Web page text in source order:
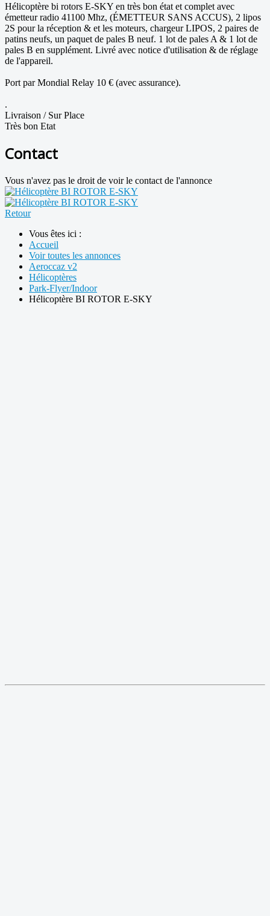
Hélicoptère bi rotors E-SKY en très bon état et complet avec
émetteur radio 41100 Mhz, (ÉMETTEUR SANS ACCUS), 2 lipos
2S pour la réception & et les moteurs, chargeur LIPOS, 2 paires de
patins neufs, un paquet de pales B neuf. 1 lot de pales A & 1 lot de
pales B en supplément. Livré avec notice d'utilisation & de réglage
de l'appareil.
Port par Mondial Relay 10 € (avec assurance).
.
Livraison / Sur Place
Très bon Etat
Contact
Vous n'avez pas le droit de voir le contact de l'annonce
Retour
Vous êtes ici :
Accueil
Voir toutes les annonces
Aeroccaz v2
Hélicoptères
Park-Flyer/Indoor
Hélicoptère BI ROTOR E-SKY